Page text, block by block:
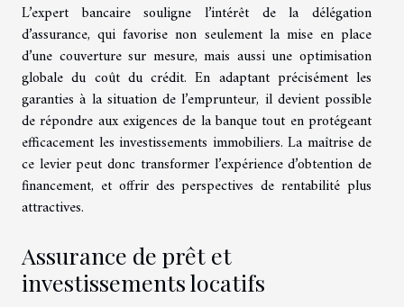
L’expert bancaire souligne l’intérêt de la délégation
d’assurance, qui favorise non seulement la mise en place
d’une couverture sur mesure, mais aussi une optimisation
globale du coût du crédit. En adaptant précisément les
garanties à la situation de l’emprunteur, il devient possible
de répondre aux exigences de la banque tout en protégeant
efficacement les investissements immobiliers. La maîtrise de
ce levier peut donc transformer l’expérience d’obtention de
financement, et offrir des perspectives de rentabilité plus
attractives.
Assurance de prêt et
investissements locatifs